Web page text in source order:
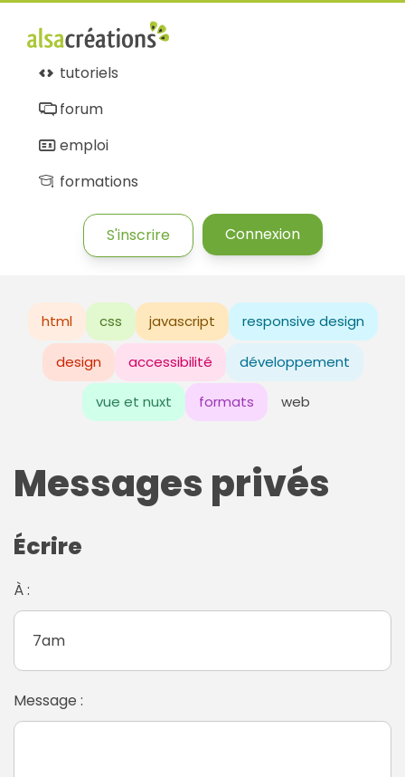
tutoriels
forum
emploi
formations
S'inscrire Connexion
html css javascript responsive design
design accessibilité développement
vue et nuxt formats web
Messages privés
Écrire
À :
Message :